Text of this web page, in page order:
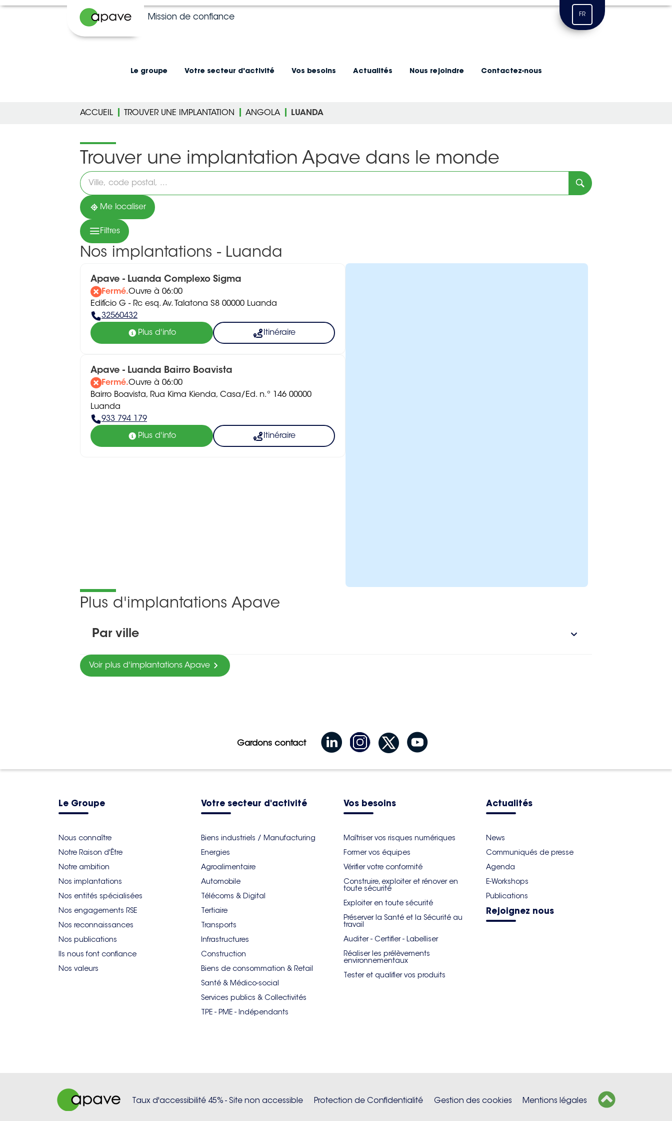
Mission de confiance FR
Le groupe Votre secteur d'activité Vos besoins Actualités Nous rejoindre Contactez-nous
ACCUEIL TROUVER UNE IMPLANTATION ANGOLA LUANDA
Trouver une implantation Apave dans le monde
Veuillez
renseigner
une
adresse
Me localiser
Filtres
Nos implantations - Luanda
Apave - Luanda Complexo Sigma
Fermé.Ouvre à 06:00
Edifício G - Rc esq. Av. Talatona S8 00000 Luanda
32560432
Plus d'info Itinéraire
Apave - Luanda Bairro Boavista
Fermé.Ouvre à 06:00
Bairro Boavista, Rua Kima Kienda, Casa/Ed. n.º 146 00000
Luanda
933 794 179
Plus d'info Itinéraire
Plus d'implantations Apave
Par ville
Voir plus d'implantations Apave
Gardons contact
Le Groupe
Nous connaître
Notre Raison d'Être
Notre ambition
Nos implantations
Nos entités spécialisées
Nos engagements RSE
Nos reconnaissances
Nos publications
Ils nous font confiance
Nos valeurs
Votre secteur d'activité
Biens industriels / Manufacturing
Energies
Agroalimentaire
Automobile
Télécoms & Digital
Tertiaire
Transports
Infrastructures
Construction
Biens de consommation & Retail
Santé & Médico-social
Services publics & Collectivités
TPE - PME - Indépendants
Vos besoins
Maîtriser vos risques numériques
Former vos équipes
Vérifier votre conformité
Construire, exploiter et rénover en
toute sécurité
Exploiter en toute sécurité
Préserver la Santé et la Sécurité au
travail
Auditer - Certifier - Labelliser
Réaliser les prélèvements
environnementaux
Tester et qualifier vos produits
Actualités
News
Communiqués de presse
Agenda
E-Workshops
Publications
Rejoignez nous
Taux d'accessibilité 45% - Site non accessible Protection de Confidentialité Gestion des cookies Mentions légales